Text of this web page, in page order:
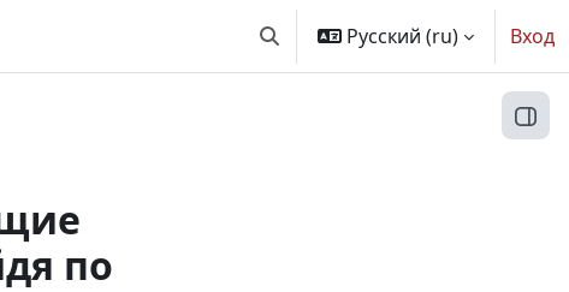
Изменить данные поисковой
Русский ‎(ru)‎ Вход
по